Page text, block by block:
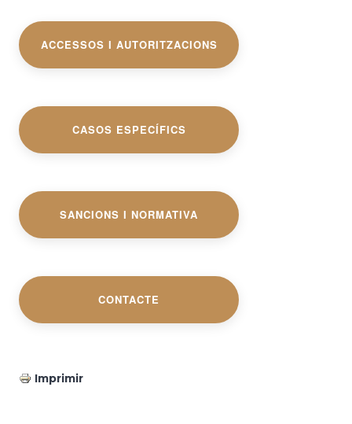
ACCESSOS I AUTORITZACIONS
CASOS ESPECÍFICS
SANCIONS I NORMATIVA
CONTACTE
Imprimir